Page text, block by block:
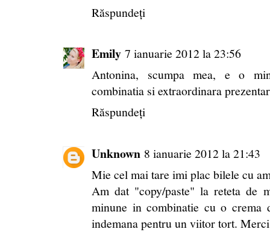
Răspundeți
Emily 7 ianuarie 2012 la 23:56
Antonina, scumpa mea, e o
combinatia si extraordinara
Răspundeți
Unknown 8 ianuarie 2012 la 21:43
Mie cel mai tare imi plac bilele cu
Am dat "copy/paste" la reteta de
minune in combinatie cu o
indemana pentru un viitor tort.